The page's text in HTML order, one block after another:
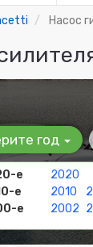
Насос
год
е
2020
е
2010
е
2002